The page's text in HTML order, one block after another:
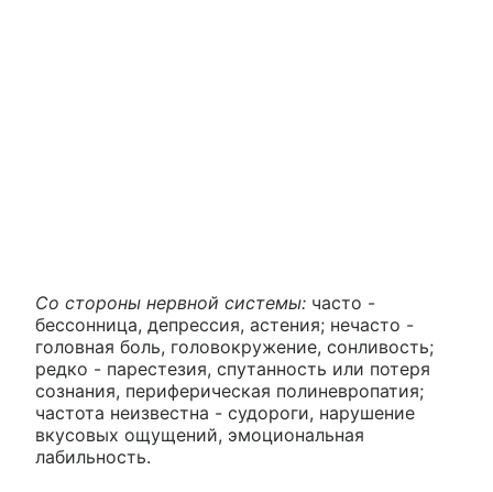
Со стороны нервной системы: часто -
бессонница, депрессия, астения; нечасто -
головная боль, головокружение, сонливость;
редко - парестезия, спутанность или потеря
сознания, периферическая полиневропатия;
частота неизвестна - судороги, нарушение
вкусовых ощущений, эмоциональная
лабильность.